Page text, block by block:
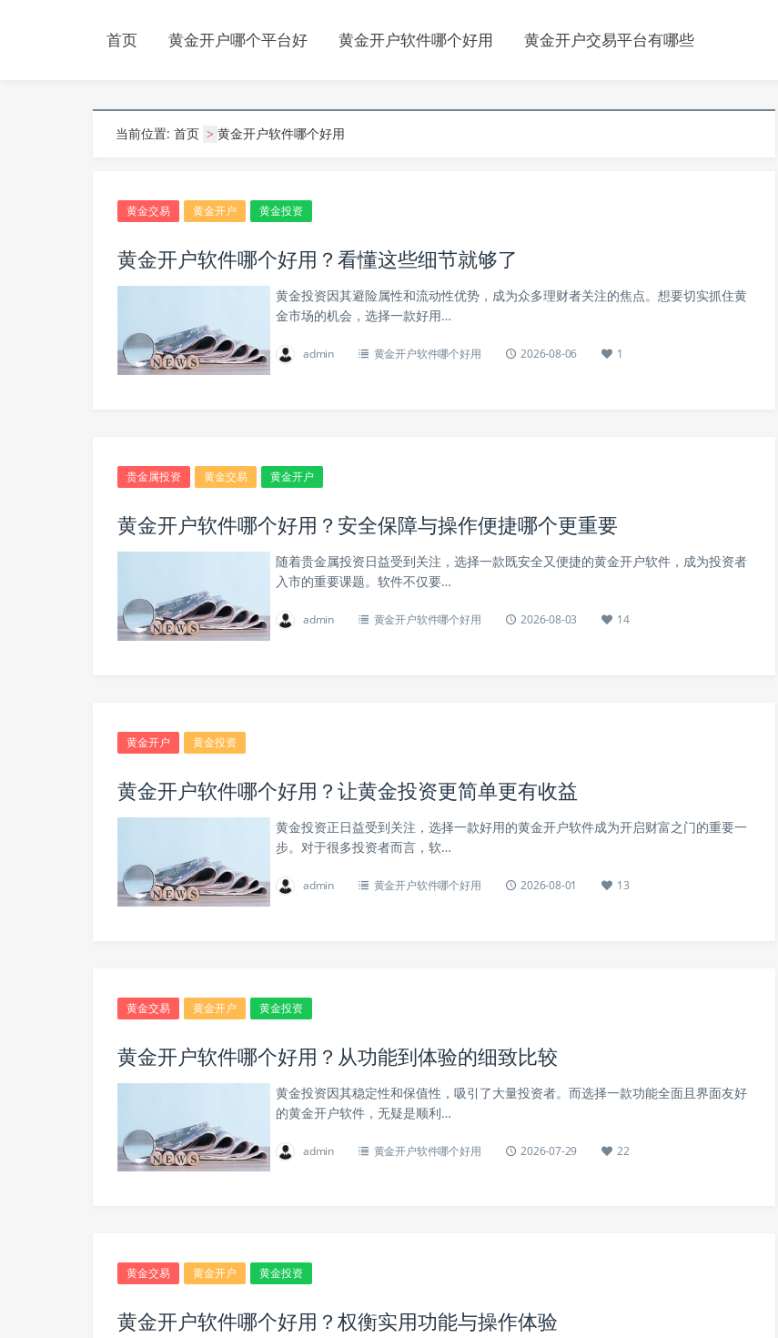
首页 黄金开户哪个平台好 黄金开户软件哪个好用 黄金开户交易平台有哪些
当前位置: 首页 > 黄金开户软件哪个好用
黄金交易 黄金开户 黄金投资
黄金开户软件哪个好用？看懂这些细节就够了
黄金投资因其避险属性和流动性优势，成为众多理财者关注的焦点。想要切实抓住黄
金市场的机会，选择一款好用…
admin 黄金开户软件哪个好用 2026-08-06 1
贵金属投资 黄金交易 黄金开户
黄金开户软件哪个好用？安全保障与操作便捷哪个更重要
随着贵金属投资日益受到关注，选择一款既安全又便捷的黄金开户软件，成为投资者
入市的重要课题。软件不仅要…
admin 黄金开户软件哪个好用 2026-08-03 14
黄金开户 黄金投资
黄金开户软件哪个好用？让黄金投资更简单更有收益
黄金投资正日益受到关注，选择一款好用的黄金开户软件成为开启财富之门的重要一
步。对于很多投资者而言，软…
admin 黄金开户软件哪个好用 2026-08-01 13
黄金交易 黄金开户 黄金投资
黄金开户软件哪个好用？从功能到体验的细致比较
黄金投资因其稳定性和保值性，吸引了大量投资者。而选择一款功能全面且界面友好
的黄金开户软件，无疑是顺利…
admin 黄金开户软件哪个好用 2026-07-29 22
黄金交易 黄金开户 黄金投资
黄金开户软件哪个好用？权衡实用功能与操作体验